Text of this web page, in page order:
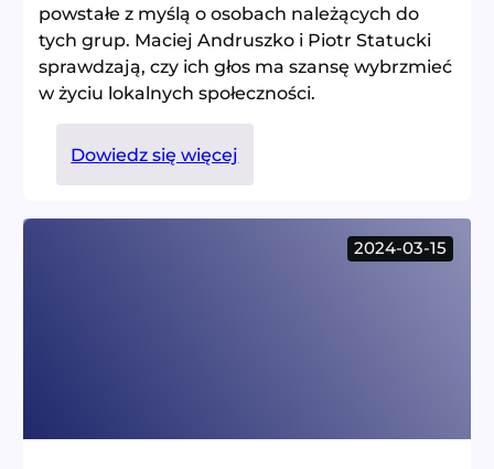
powstałe z myślą o osobach należących do
tych grup. Maciej Andruszko i Piotr Statucki
sprawdzają, czy ich głos ma szansę wybrzmieć
w życiu lokalnych społeczności.
Dowiedz się więcej
Każde
2024-03-15